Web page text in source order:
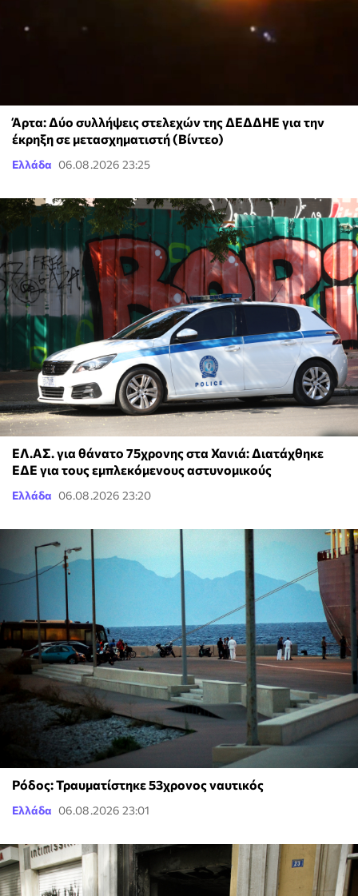
Άρτα: Δύο συλλήψεις στελεχών της ΔΕΔΔΗΕ για την
έκρηξη σε μετασχηματιστή (Βίντεο)
Ελλάδα 06.08.2026 23:25
ΕΛ.ΑΣ. για θάνατο 75χρονης στα Χανιά: Διατάχθηκε
ΕΔΕ για τους εμπλεκόμενους αστυνομικούς
Ελλάδα 06.08.2026 23:20
Ρόδος: Τραυματίστηκε 53χρονος ναυτικός
Ελλάδα 06.08.2026 23:01